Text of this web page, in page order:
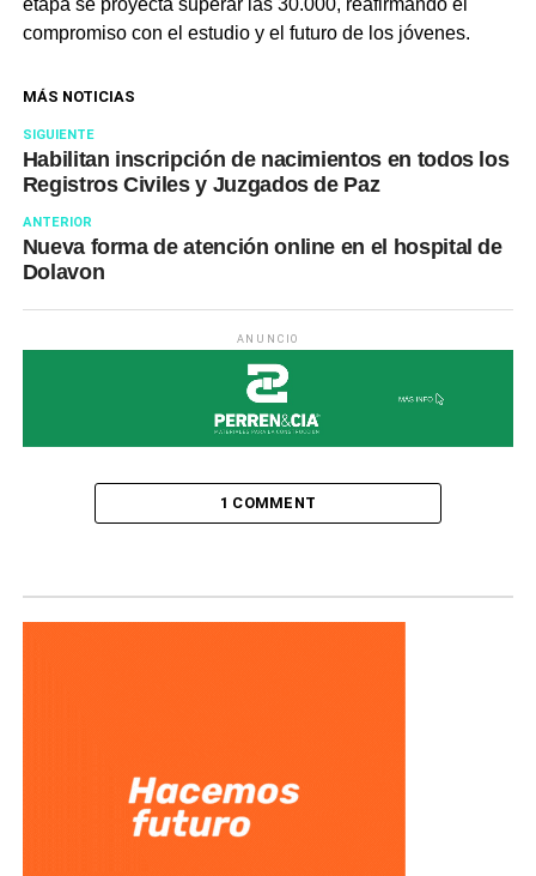
etapa se proyecta superar las 30.000, reafirmando el
compromiso con el estudio y el futuro de los jóvenes.
MÁS NOTICIAS
SIGUIENTE
Habilitan inscripción de nacimientos en todos los
Registros Civiles y Juzgados de Paz
ANTERIOR
Nueva forma de atención online en el hospital de
Dolavon
ANUNCIO
1 COMMENT